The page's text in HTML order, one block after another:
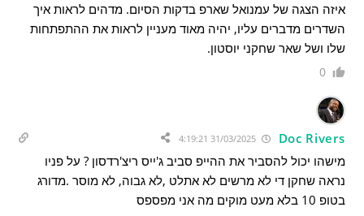
איזה הצגה של עמנואל שארפ בדקות הסיום. מדהים לראות איך
השדרים מדברים עליו, יהיה מאוד מעניין לראות את ההתפתחות
שלו ושל שאר שחקני יוסטון.
0
Doc Rivers
31/03/2025 4:19:21
מישהו יכול להסביר את ההייפ סביב ג'ייס ריצ'רדסון ? על פניו
נראה שחקן די לא מרשים לא אתלט ,לא גבוה, לא מוסר .מדורג
בטופ 10 בלא מעט מוקים מה אני מפספס